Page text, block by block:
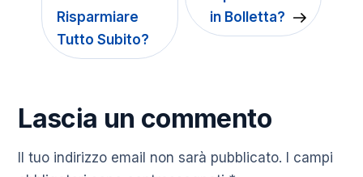
Risparmiare
Tutto Subito?
in Bolletta?
Lascia un commento
Il tuo indirizzo email non sarà pubblicato.
I campi